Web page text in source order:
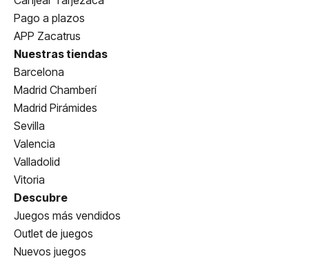
Pago a plazos
APP Zacatrus
Nuestras tiendas
Barcelona
Madrid Chamberí
Madrid Pirámides
Sevilla
Valencia
Valladolid
Vitoria
Descubre
Juegos más vendidos
Outlet de juegos
Nuevos juegos